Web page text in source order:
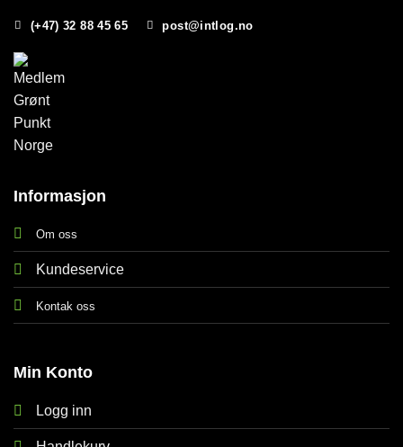
(+47) 32 88 45 65 post@intlog.no
Informasjon
Om oss
Kundeservice
Kontak oss
Min Konto
Logg inn